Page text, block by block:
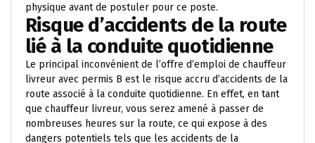
physique avant de postuler pour ce poste.
Risque d’accidents de la route
lié à la conduite quotidienne
Le principal inconvénient de l’offre d’emploi de chauffeur
livreur avec permis B est le risque accru d’accidents de la
route associé à la conduite quotidienne. En effet, en tant
que chauffeur livreur, vous serez amené à passer de
nombreuses heures sur la route, ce qui expose à des
dangers potentiels tels que les accidents de la